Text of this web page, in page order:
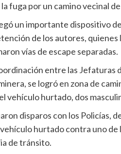
fuga por un camino vecinal de
un importante dispositivo
de los autores,
vías de escape separadas.
entre las Jefaturas
se logró en zona de
vehículo hurtado, dos
disparos con los Policías,
hurtado contra uno
de tránsito.